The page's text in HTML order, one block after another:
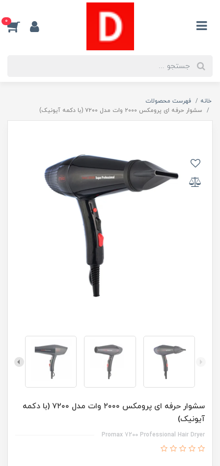
0
خانه
فهرست محصولات
سشوار حرفه ای پرومکس ۲۰۰۰ وات مدل ۷۲۰۰ (با دکمه آیونیک)
سشوار حرفه ای پرومکس ۲۰۰۰ وات مدل ۷۲۰۰ (با دکمه
آیونیک)
Promax 7200 Professional Hair Dryer